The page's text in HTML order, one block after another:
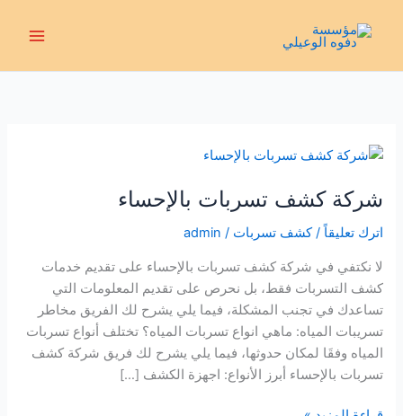
شركة كشف تسربات بالإحساء
اترك تعليقاً /كشف تسربات /
admin
لا نكتفي في شركة كشف تسربات بالإحساء على تقديم خدمات
كشف التسربات فقط، بل نحرص على تقديم المعلومات التي
تساعدك في تجنب المشكلة، فيما يلي يشرح لك الفريق مخاطر
تسريبات المياه: ماهي انواع تسربات المياه؟ تختلف أنواع تسربات
المياه وفقَا لمكان حدوثها، فيما يلي يشرح لك فريق شركة كشف
تسربات بالإحساء أبرز الأنواع: اجهزة الكشف […]